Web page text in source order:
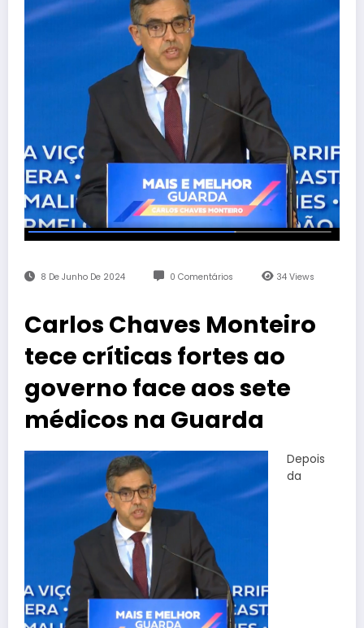
8 De Junho De 2024 0 Comentários 34Views
Carlos Chaves Monteiro
tece críticas fortes ao
governo face aos sete
médicos na Guarda
Depois
da